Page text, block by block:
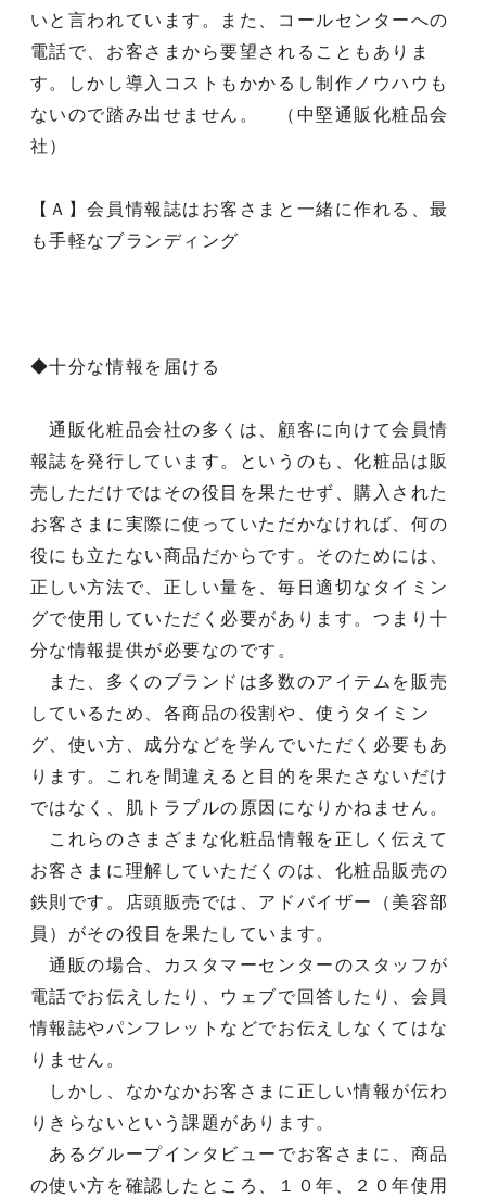
いと言われています。また、コールセンターへの
電話で、お客さまから要望されることもありま
す。しかし導入コストもかかるし制作ノウハウも
ないので踏み出せません。 （中堅通販化粧品会
社）
【Ａ】会員情報誌はお客さまと一緒に作れる、最
も手軽なブランディング
◆十分な情報を届ける
通販化粧品会社の多くは、顧客に向けて会員情
報誌を発行しています。というのも、化粧品は販
売しただけではその役目を果たせず、購入された
お客さまに実際に使っていただかなければ、何の
役にも立たない商品だからです。そのためには、
正しい方法で、正しい量を、毎日適切なタイミン
グで使用していただく必要があります。つまり十
分な情報提供が必要なのです。
また、多くのブランドは多数のアイテムを販売
しているため、各商品の役割や、使うタイミン
グ、使い方、成分などを学んでいただく必要もあ
ります。これを間違えると目的を果たさないだけ
ではなく、肌トラブルの原因になりかねません。
これらのさまざまな化粧品情報を正しく伝えて
お客さまに理解していただくのは、化粧品販売の
鉄則です。店頭販売では、アドバイザー（美容部
員）がその役目を果たしています。
通販の場合、カスタマーセンターのスタッフが
電話でお伝えしたり、ウェブで回答したり、会員
情報誌やパンフレットなどでお伝えしなくてはな
りません。
しかし、なかなかお客さまに正しい情報が伝わ
りきらないという課題があります。
あるグループインタビューでお客さまに、商品
の使い方を確認したところ、１０年、２０年使用